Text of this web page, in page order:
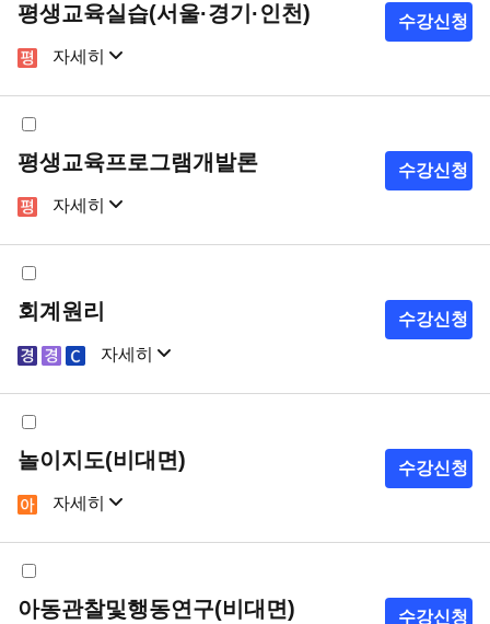
평생교육실습(서울·경기·인천)
자세히
샘플강의 강의계획서
수강신청
평생교육프로그램개발론
자세히
샘플강의 강의계획서
수강신청
회계원리
자세히
샘플강의 강의계획서
수강신청
놀이지도(비대면)
자세히
샘플강의 강의계획서
수강신청
아동관찰및행동연구(비대면) 수강신청